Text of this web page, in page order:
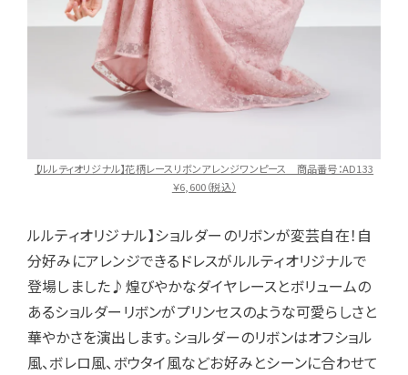
【ルルティオリジナル】花柄レースリボンアレンジワンピース 商品番号：AD133
￥6,600（税込）
ルルティオリジナル】ショルダーのリボンが変芸自在！自
分好みにアレンジできるドレスがルルティオリジナルで
登場しました♪煌びやかなダイヤレースとボリュームの
あるショルダーリボンがプリンセスのような可愛らしさと
華やかさを演出します。ショルダーのリボンはオフショル
風、ボレロ風、ボウタイ風などお好みとシーンに合わせて